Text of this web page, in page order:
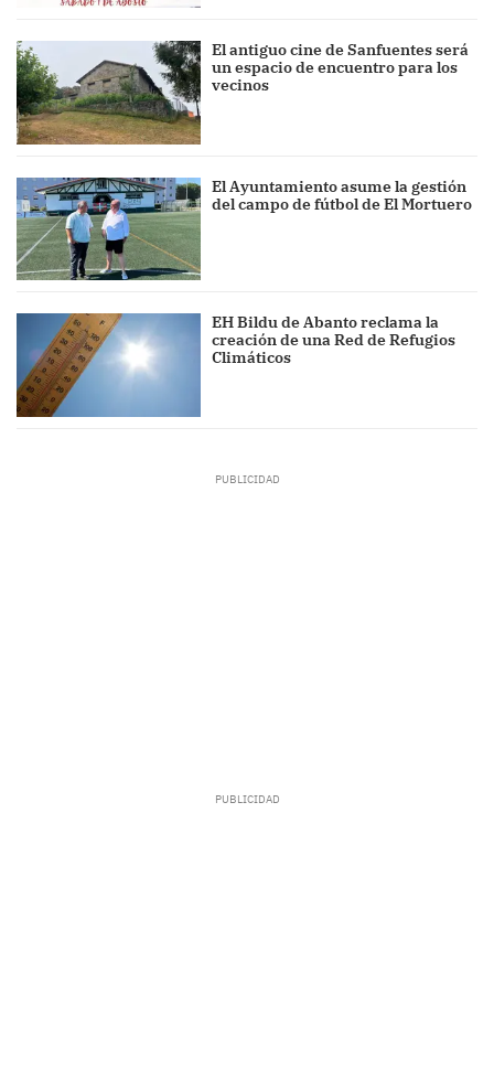
El antiguo cine de Sanfuentes será
un espacio de encuentro para los
vecinos
El Ayuntamiento asume la gestión
del campo de fútbol de El Mortuero
EH Bildu de Abanto reclama la
creación de una Red de Refugios
Climáticos